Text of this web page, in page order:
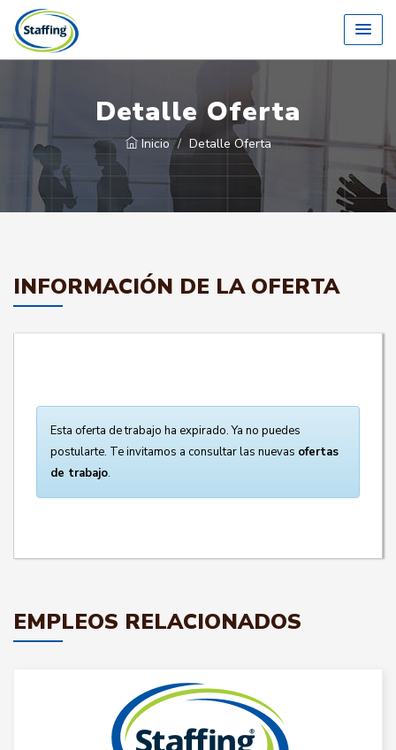
Detalle Oferta
Inicio Detalle Oferta
INFORMACIÓN DE LA OFERTA
Esta oferta de trabajo ha expirado. Ya no puedes
postularte. Te invitamos a consultar las nuevas ofertas
de trabajo.
EMPLEOS RELACIONADOS